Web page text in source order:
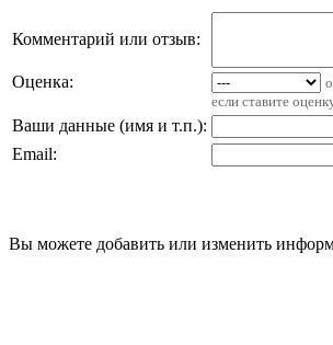
Комментарий или отзыв:
Оценка:
если ставите
Ваши данные (имя и т.п.):
Email:
Вы можете добавить или изменить